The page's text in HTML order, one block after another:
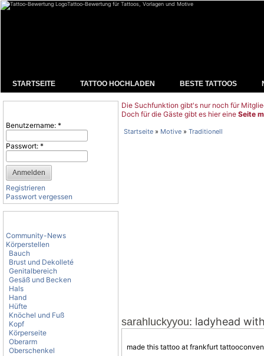
Tattoo-Bewertung für Tattoos, Vorlagen und Motive
STARTSEITE TATTOO HOCHLADEN BESTE TATTOOS
Benutzername: *
Passwort: *
Registrieren
Passwort vergessen
Community-News
Körperstellen
Bauch
Brust und Dekolleté
Genitalbereich
Gesäß und Becken
Hals
Hand
Hüfte
Knöchel und Fuß
Kopf
Körperseite
Oberarm
Oberschenkel
Die Suchfunktion gibt's nur noch für
Doch für die Gäste gibt es hier eine Seite
Startseite » Motive » Traditionell
sarahluckyyou: ladyhead
made this tattoo at frankfurt